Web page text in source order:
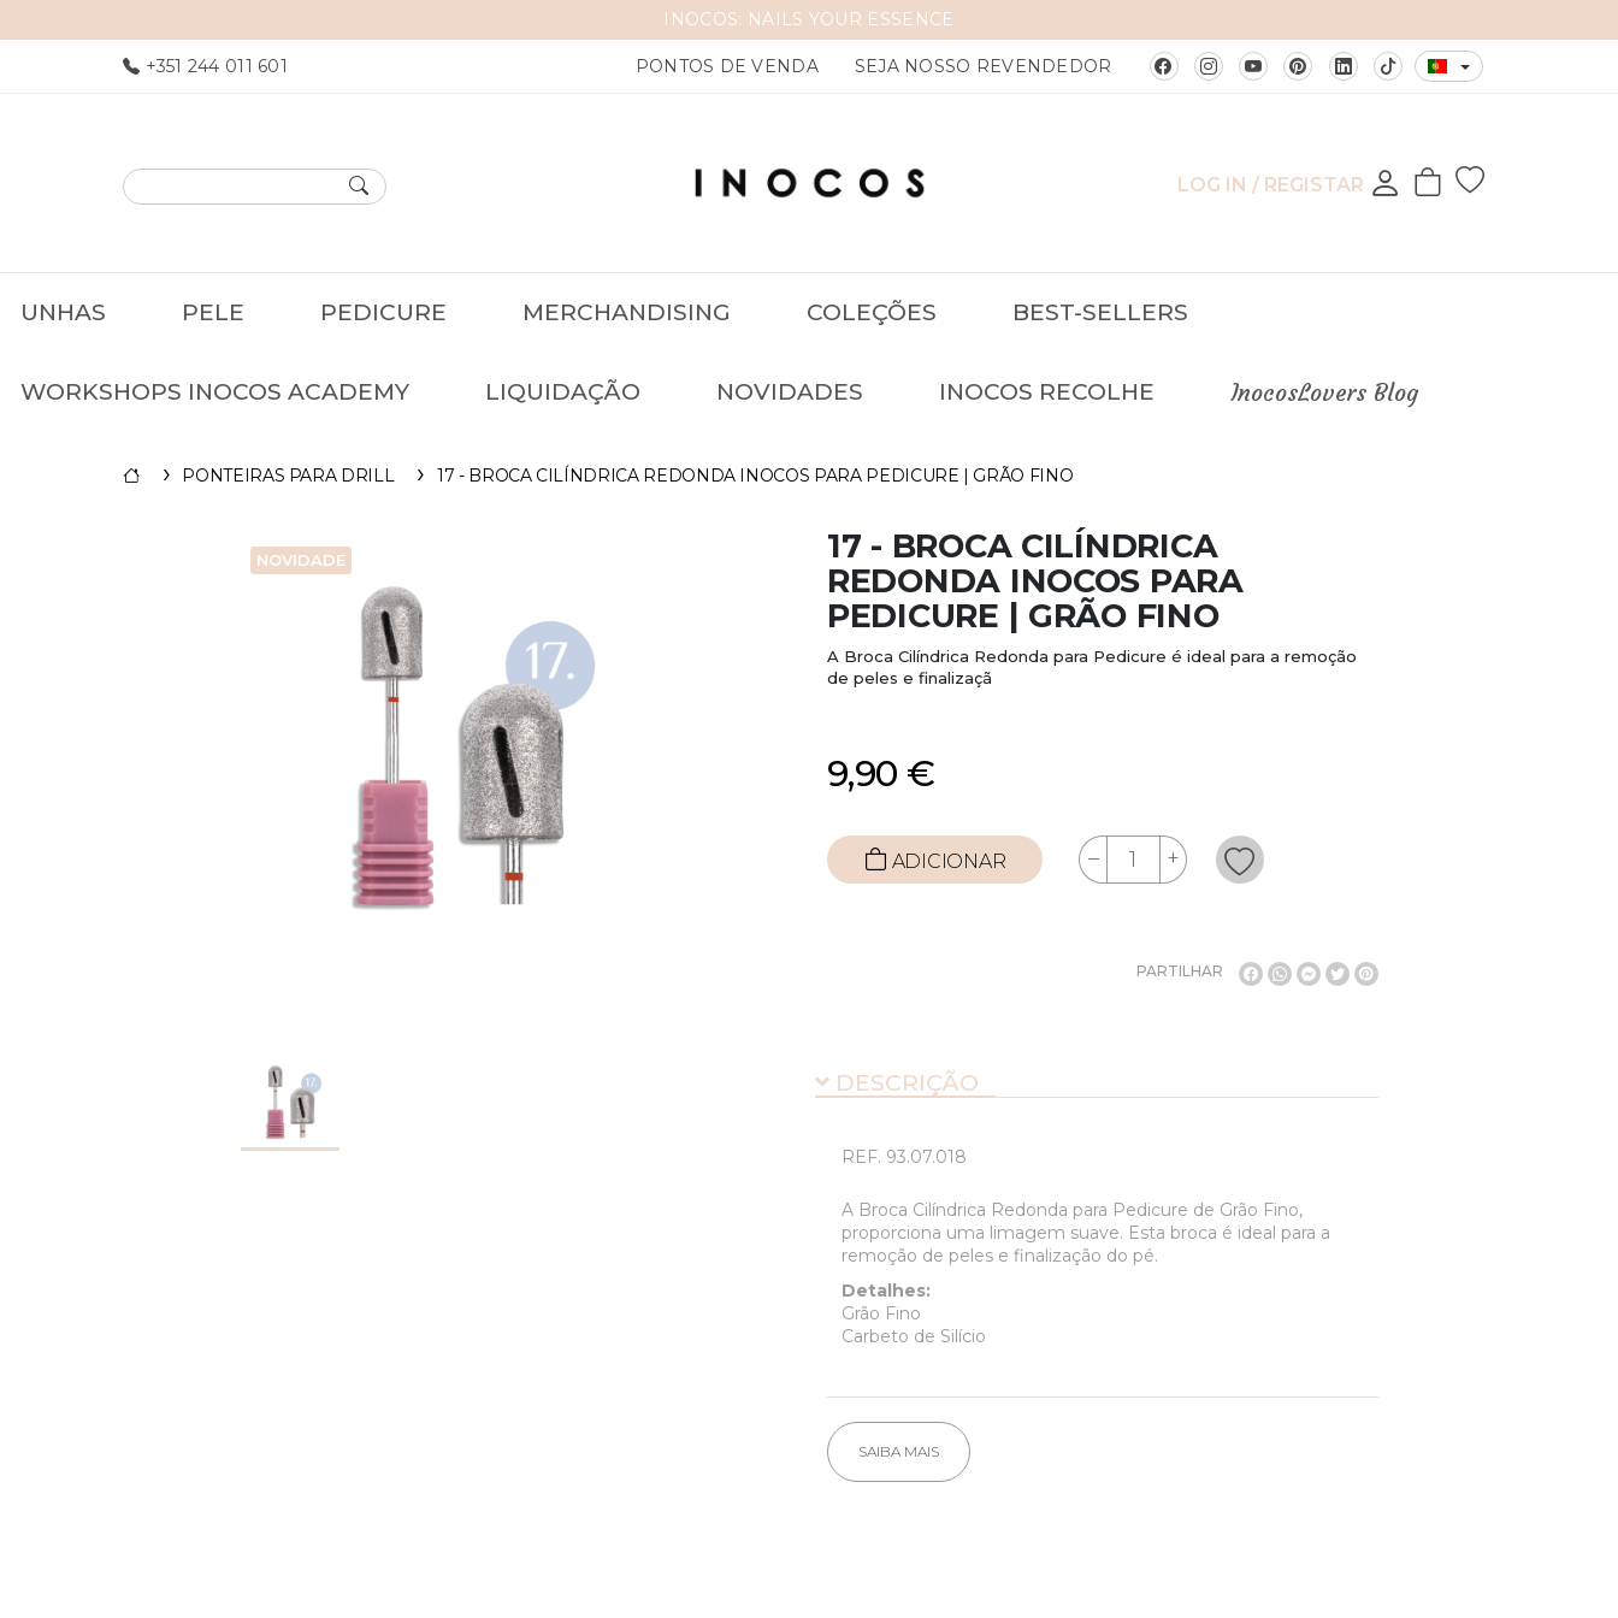
INOCOS: NAILS YOUR ESSENCE
+351 244 011 601 PONTOS DE VENDA SEJA NOSSO REVENDEDOR
LOG IN / REGISTAR
UNHAS PELE PEDICURE MERCHANDISING COLEÇÕES BEST-SELLERS
WORKSHOPS INOCOS ACADEMY LIQUIDAÇÃO NOVIDADES INOCOS RECOLHE InocosLovers Blog
PONTEIRAS PARA DRILL 17 - BROCA CILÍNDRICA REDONDA INOCOS PARA PEDICURE | GRÃO FINO
NOVIDADE
17 - BROCA CILÍNDRICA
REDONDA INOCOS PARA
PEDICURE | GRÃO FINO
A Broca Cilíndrica Redonda para Pedicure é ideal para a remoção
de peles e finalizaçã
9,90 €
ADICIONAR
PARTILHAR
DESCRIÇÃO
REF. 93.07.018
A Broca Cilíndrica Redonda para Pedicure de Grão Fino,
proporciona uma limagem suave. Esta broca é ideal para a
remoção de peles e finalização do pé.
Detalhes:
Grão Fino
Carbeto de Silício
SAIBA MAIS